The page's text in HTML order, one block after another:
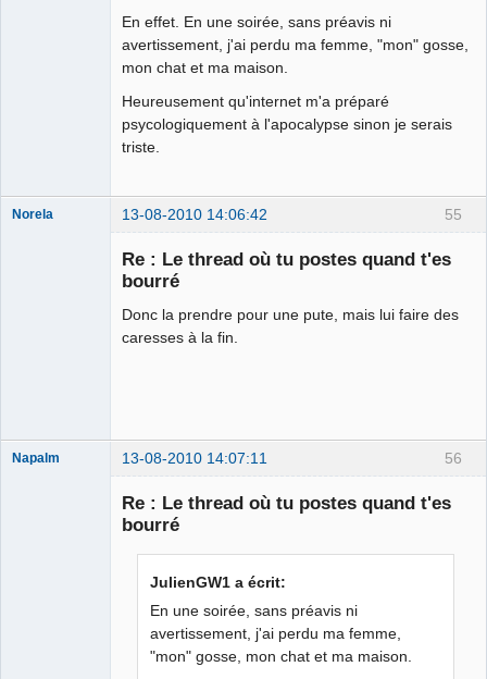
En effet. En une soirée, sans préavis ni
avertissement, j'ai perdu ma femme, "mon" gosse,
mon chat et ma maison.
Heureusement qu'internet m'a préparé
psycologiquement à l'apocalypse sinon je serais
triste.
55
Norela 13-08-2010 14:06:42
Re : Le thread où tu postes quand t'es
bourré
Donc la prendre pour une pute, mais lui faire des
caresses à la fin.
56
Napalm 13-08-2010 14:07:11
Re : Le thread où tu postes quand t'es
bourré
JulienGW1 a écrit:
En une soirée, sans préavis ni
avertissement, j'ai perdu ma femme,
"mon" gosse, mon chat et ma maison.